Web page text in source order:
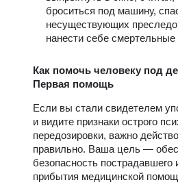
броситься под машину,
несуществующих
нанести себе
Как помочь человеку под
Первая помощь
Если вы стали свидетелем
и видите признаки острого
передозировки, важно
правильно. Ваша цель —
безопасность
прибытия медицинской